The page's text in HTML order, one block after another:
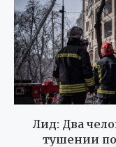
Лид: Два
тушении